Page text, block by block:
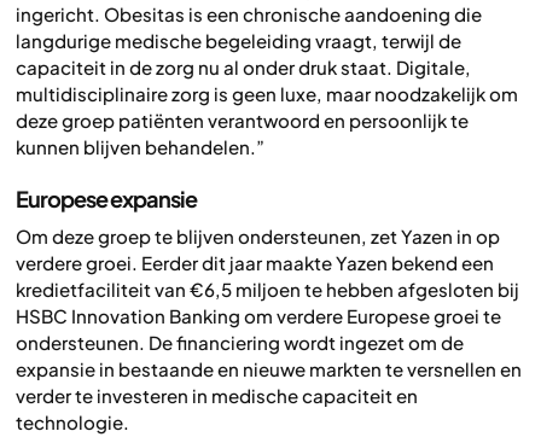
ingericht. Obesitas is een chronische aandoening die
langdurige medische begeleiding vraagt, terwijl de
capaciteit in de zorg nu al onder druk staat. Digitale,
multidisciplinaire zorg is geen luxe, maar noodzakelijk om
deze groep patiënten verantwoord en persoonlijk te
kunnen blijven behandelen.”
Europese expansie
Om deze groep te blijven ondersteunen, zet Yazen in op
verdere groei. Eerder dit jaar maakte Yazen bekend een
kredietfaciliteit van €6,5 miljoen te hebben afgesloten bij
HSBC Innovation Banking om verdere Europese groei te
ondersteunen. De financiering wordt ingezet om de
expansie in bestaande en nieuwe markten te versnellen en
verder te investeren in medische capaciteit en
technologie.